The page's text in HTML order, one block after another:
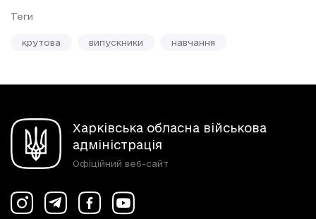
Теги
крутова випускники навчання
Харківська обласна військова
адміністрація
Офіційний веб-сайт